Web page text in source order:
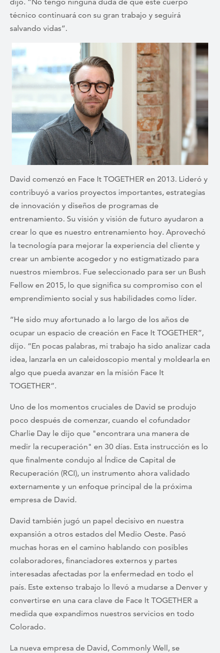
técnico continuará con su gran trabajo y seguirá
salvando vidas”.
David comenzó en Face It TOGETHER en 2013. Lideró y
contribuyó a varios proyectos importantes, estrategias
de innovación y diseños de programas de
entrenamiento. Su visión y visión de futuro ayudaron a
crear lo que es nuestro entrenamiento hoy. Aprovechó
la tecnología para mejorar la experiencia del cliente y
crear un ambiente acogedor y no estigmatizado para
nuestros miembros. Fue seleccionado para ser un Bush
Fellow en 2015, lo que significa su compromiso con el
emprendimiento social y sus habilidades como líder.
“He sido muy afortunado a lo largo de los años de
ocupar un espacio de creación en Face It TOGETHER”,
dijo. “En pocas palabras, mi trabajo ha sido analizar cada
idea, lanzarla en un caleidoscopio mental y moldearla en
algo que pueda avanzar en la misión Face It
TOGETHER”.
Uno de los momentos cruciales de David se produjo
poco después de comenzar, cuando el cofundador
Charlie Day le dijo que "encontrara una manera de
medir la recuperación" en 30 días. Esta instrucción es lo
que finalmente condujo al Índice de Capital de
Recuperación (RCI), un instrumento ahora validado
externamente y un enfoque principal de la próxima
empresa de David.
David también jugó un papel decisivo en nuestra
expansión a otros estados del Medio Oeste. Pasó
muchas horas en el camino hablando con posibles
colaboradores, financiadores externos y partes
interesadas afectadas por la enfermedad en todo el
país. Este extenso trabajo lo llevó a mudarse a Denver y
convertirse en una cara clave de Face It TOGETHER a
medida que expandimos nuestros servicios en todo
Colorado.
La nueva empresa de David, Commonly Well, se